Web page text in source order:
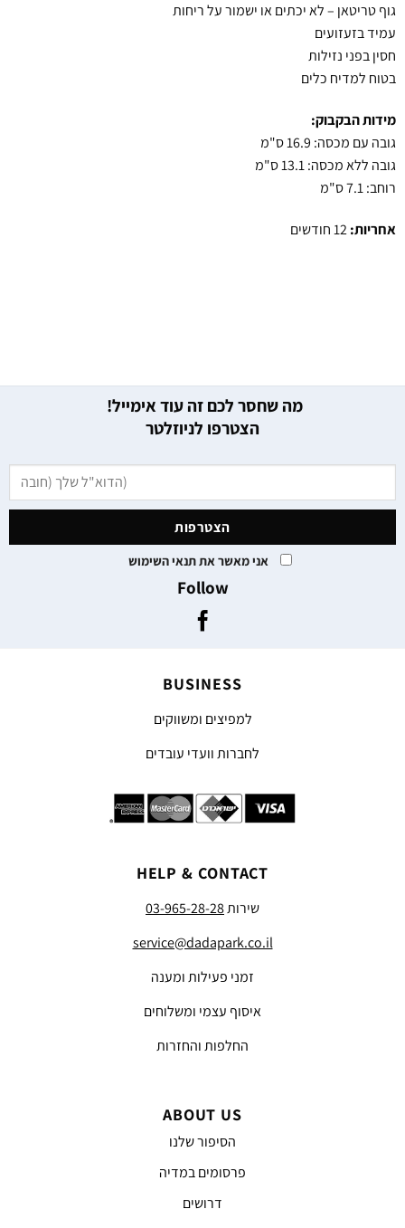
גוף טריטאן – לא יכתים או ישמור על ריחות
עמיד בזעזועים
חסין בפני נזילות
בטוח למדיח כלים
מידות הבקבוק:
גובה עם מכסה: 16.9 ס"מ
גובה ללא מכסה: 13.1 ס"מ
רוחב: 7.1 ס"מ
אחריות:12 חודשים
מה שחסר לכם זה עוד אימייל!
הצטרפו לניוזלטר
אני מאשר את תנאי השימוש
Follow
BUSINESS
למפיצים ומשווקים
לחברות וועדי עובדים
HELP & CONTACT
שירות03-965-28-28
service@dadapark.co.il
זמני פעילות ומענה
איסוף עצמי ומשלוחים
החלפות והחזרות
ABOUT US
הסיפור שלנו
פרסומים במדיה
דרושים